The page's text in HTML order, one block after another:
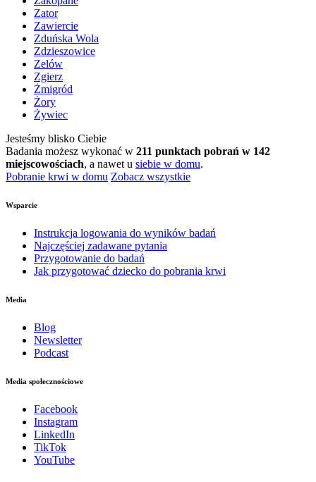
Zator
Zawiercie
Zduńska Wola
Zdzieszowice
Zelów
Zgierz
Żmigród
Żory
Żywiec
Jesteśmy blisko Ciebie
Badania możesz wykonać w 211 punktach pobrań w 142
miejscowościach, a nawet u siebie w domu.
Pobranie krwi w domu Zobacz wszystkie
Wsparcie
Instrukcja logowania do wyników badań
Najczęściej zadawane pytania
Przygotowanie do badań
Jak przygotować dziecko do pobrania krwi
Media
Blog
Newsletter
Podcast
Media społecznościowe
Facebook
Instagram
LinkedIn
TikTok
YouTube